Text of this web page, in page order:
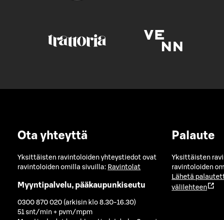
Ota yhteyttä
Yksittäisten ravintoloiden yhteystiedot ovat
ravintoloiden omilla sivuilla: Ravintolat
Myyntipalvelu, pääkaupunkiseutu
0300 870 020 (arkisin klo 8.30-16.30)
51 snt/min + pvm/mpm
Palaute
Yksittäisten
ravintoloiden
Lähetä
välilehteen